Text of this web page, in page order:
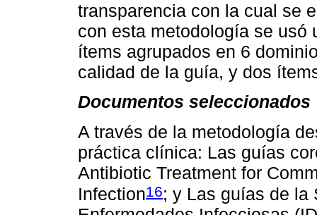
transparencia con la cual se
con esta metodología se usó
ítems agrupados en 6
calidad de la guía, y dos
Documentos seleccionados
A través de la metodología
práctica clínica: Las guías
Antibiotic Treatment for
Infection16; y Las guías de la